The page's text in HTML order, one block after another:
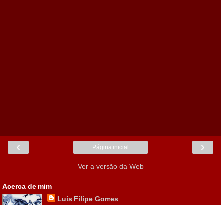
‹ ›
Página inicial
Ver a versão da Web
Acerca de mim
Luis Filipe Gomes